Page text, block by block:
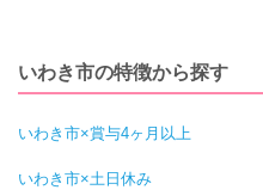
いわき市の特徴から探す
いわき市×賞与4ヶ月以上
いわき市×土日休み